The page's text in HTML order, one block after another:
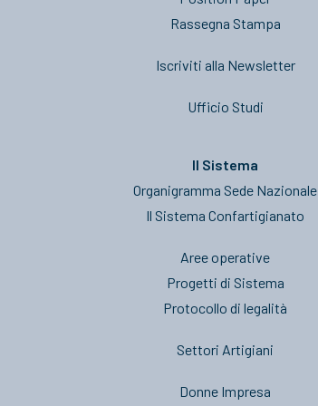
Rassegna Stampa
Iscriviti alla Newsletter
Ufficio Studi
Il Sistema
Organigramma Sede Nazionale
Il Sistema Confartigianato
Aree operative
Progetti di Sistema
Protocollo di legalità
Settori Artigiani
Donne Impresa